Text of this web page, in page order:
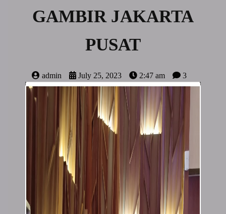
GAMBIR JAKARTA
PUSAT
admin July 25, 2023 2:47 am 3